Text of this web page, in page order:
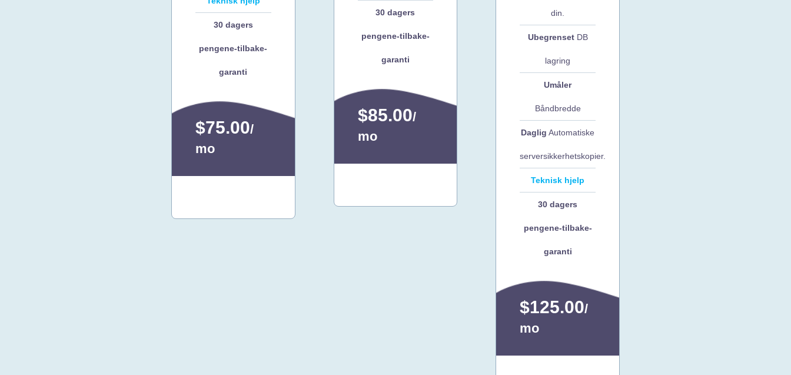
30 dagers
pengene-tilbake-
garanti
$75.00/
mo
30 dagers
pengene-tilbake-
garanti
$85.00/
mo
din.
UbegrensetDB
lagring
Umåler
Båndbredde
Daglig Automatiske
serversikkerhetskopier.
Teknisk hjelp
30 dagers
pengene-tilbake-
garanti
$125.00/
mo